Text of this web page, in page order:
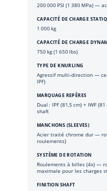
200 000 PSI (1 380 MPa) —
CAPACITÉ DE CHARGE
1 000 kg
CAPACITÉ DE CHARGE
750 kg (1 650 lbs)
TYPE DE KNURLING
Agressif multi-direction —
IPF)
MARQUAGE REPÈRES
Dual : IPF (81,5 cm) + IWF
shaft
MANCHONS (SLEEVES)
Acier traité chrome dur —
roulements)
SYSTÈME DE ROTATION
Roulements à billes (4x) —
maximale pour les charges
FINITION SHAFT